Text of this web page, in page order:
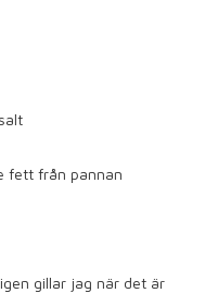
fett från pannan
gillar jag när det är